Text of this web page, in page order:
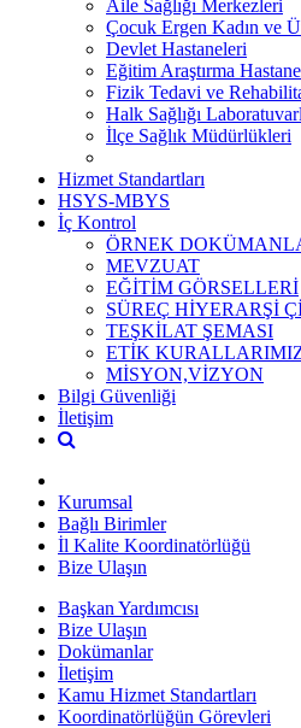
Aile Sağlığı Merkezleri
Çocuk Ergen Kadın ve
Devlet Hastaneleri
Eğitim Araştırma
Fizik Tedavi ve
Halk Sağlığı
İlçe Sağlık Müdürlükleri
Hizmet Standartları
HSYS-MBYS
İç Kontrol
ÖRNEK
MEVZUAT
EĞİTİM GÖRSELLERİ
SÜREÇ HİYERARŞİ
TEŞKİLAT ŞEMASI
ETİK
MİSYON,VİZYON
Bilgi Güvenliği
İletişim
Kurumsal
Bağlı Birimler
İl Kalite Koordinatörlüğü
Bize Ulaşın
Başkan Yardımcısı
Bize Ulaşın
Dokümanlar
İletişim
Kamu Hizmet Standartları
Koordinatörlüğün Görevleri